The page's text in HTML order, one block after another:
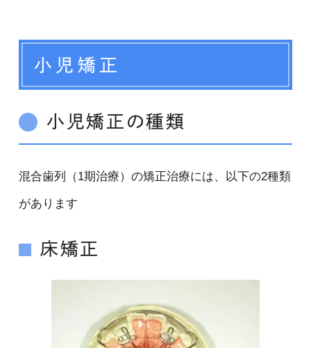
小児矯正
小児矯正の種類
混合歯列（1期治療）の矯正治療には、以下の2種類
があります
床矯正